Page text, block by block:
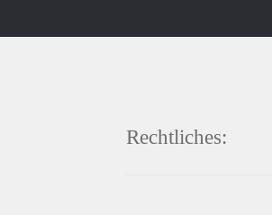
Rechtliches: